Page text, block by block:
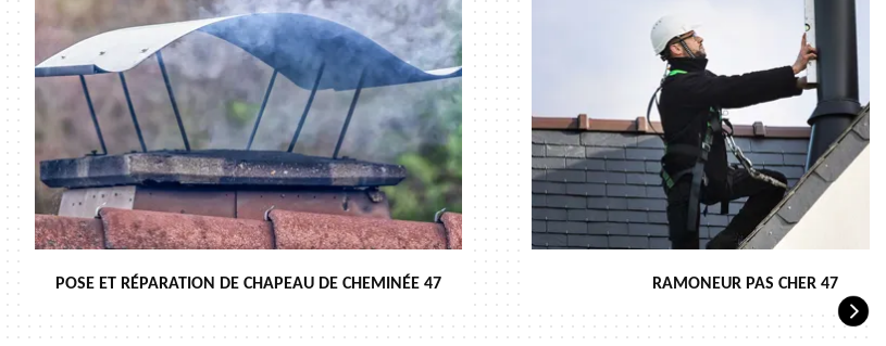
POSE ET RÉPARATION DE CHAPEAU DE CHEMINÉE 47 RAMONEUR PAS CHER 47